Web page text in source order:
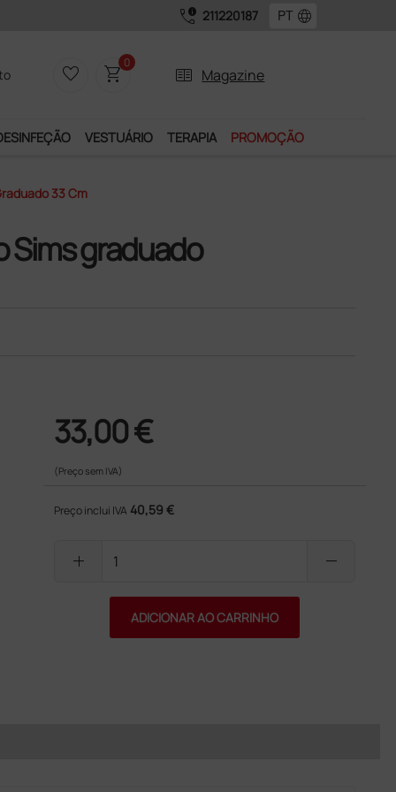
e Garantia de Satisfação!
call_quality 211220187 language
favorite_border shopping_cart0
two_pager Magazine
VESTUÁRIO TERAPIA PROMOÇÃO
33 Cm
graduado
33,00 €
(Preço sem IVA)
Preço inclui IVA 40,59 €
add remove
ADICIONAR AO CARRINHO